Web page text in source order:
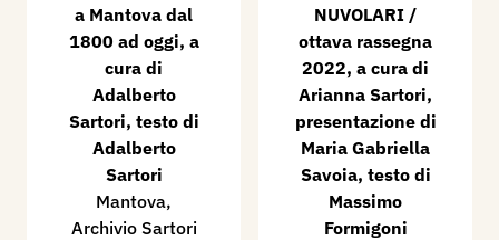
a Mantova dal
1800 ad oggi, a
cura di
Adalberto
Sartori, testo di
Adalberto
Sartori
Mantova,
Archivio Sartori
NUVOLARI /
ottava rassegna
2022, a cura di
Arianna Sartori,
presentazione di
Maria Gabriella
Savoia, testo di
Massimo
Formigoni